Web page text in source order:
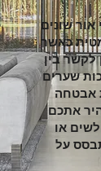
אור שונים
כאשר
לקשר בין
שערים
אבטחה
אתכם
או
על